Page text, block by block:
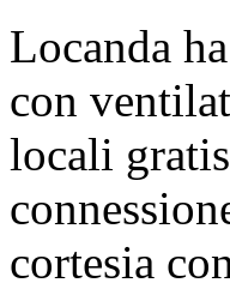
Locanda
con
locali
cortesia